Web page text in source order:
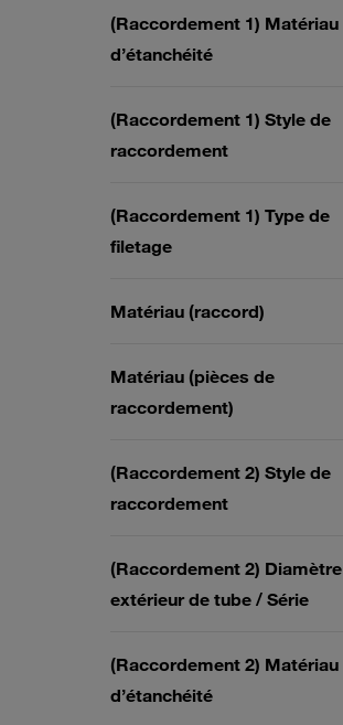
(Raccordement 1) Matériau
d’étanchéité
(Raccordement 1) Style de
raccordement
(Raccordement 1) Type de
filetage
Matériau (raccord)
Matériau (pièces de
raccordement)
(Raccordement 2) Style de
raccordement
(Raccordement 2) Diamètre
extérieur de tube / Série
(Raccordement 2) Matériau
d’étanchéité